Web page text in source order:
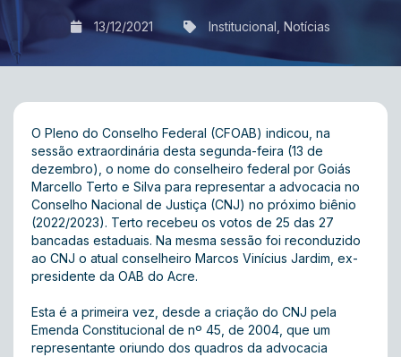
13/12/2021 Institucional Notícias
O Pleno do Conselho Federal (CFOAB) indicou, na
sessão extraordinária desta segunda-feira (13 de
dezembro), o nome do conselheiro federal por Goiás
Marcello Terto e Silva para representar a advocacia no
Conselho Nacional de Justiça (CNJ) no próximo biênio
(2022/2023). Terto recebeu os votos de 25 das 27
bancadas estaduais. Na mesma sessão foi reconduzido
ao CNJ o atual conselheiro Marcos Vinícius Jardim, ex-
presidente da OAB do Acre.
Esta é a primeira vez, desde a criação do CNJ pela
Emenda Constitucional de nº 45, de 2004, que um
representante oriundo dos quadros da advocacia